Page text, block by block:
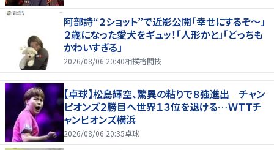
阿部詩“２ショット”で近影公開「幸せにするぞ〜」
２歳になった愛犬をギュッ！「人形かと」「どっちも
かわいすぎる」
2026/08/06 20:40相撲格闘技
【卓球】松島輝空、驚異の粘りで８強進出 チャン
ピオンズ２勝目へ世界１３位を退ける…ＷＴＴチ
ャンピオンズ横浜
2026/08/06 20:35卓球